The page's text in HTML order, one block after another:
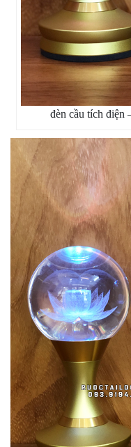
đèn cầu tích điện